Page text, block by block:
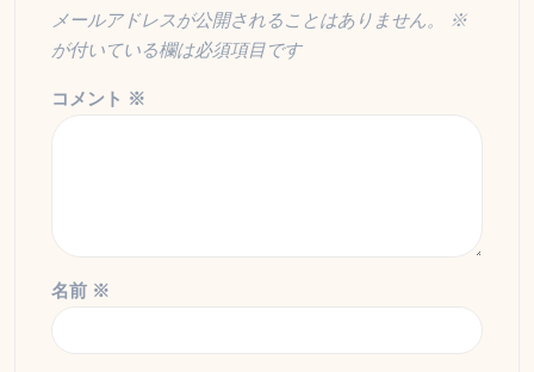
メールアドレスが公開されることはありません。
※
が付いている欄は必須項目です
コメント ※
名前 ※